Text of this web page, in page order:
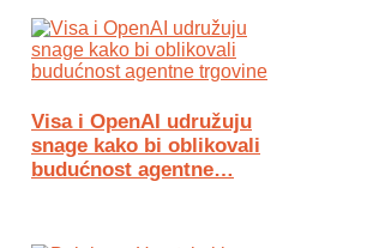
Visa i OpenAI udružuju
snage kako bi oblikovali
budućnost agentne…